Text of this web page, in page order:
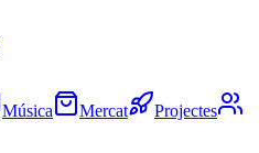
Música Mercat
Projectes